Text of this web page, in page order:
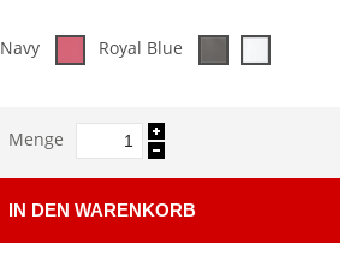
Navy Royal Blue
Menge
IN DEN WARENKORB